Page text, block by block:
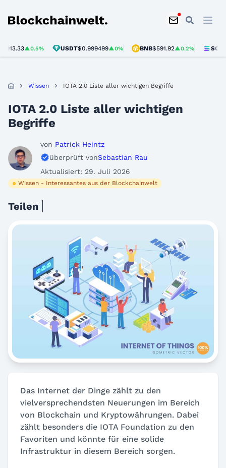
Blockchainwelt
▲0.5% USDT$0.999499▲0% BNB $591.92▲0.2% SOL $73.60
Wissen IOTA 2.0 Liste aller wichtigen Begriffe
IOTA 2.0 Liste aller wichtigen
Begriffe
von Patrick Heintz
überprüft vonSebastian Rau
Aktualisiert: 29. Juli 2026
Wissen - Interessantes aus der Blockchainwelt
Teilen
Das Internet der Dinge zählt zu den
vielversprechendsten Neuerungen im Bereich
von Blockchain und Kryptowährungen. Dabei
zählt besonders die IOTA Foundation zu den
Favoriten und könnte für eine solide
Infrastruktur in diesem Bereich sorgen.